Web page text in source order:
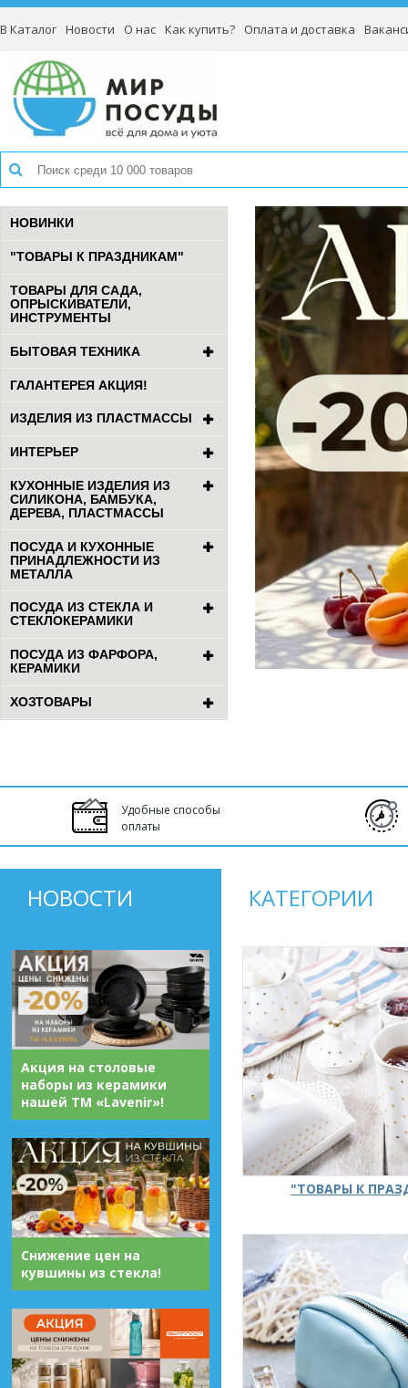
В Каталог Новости О нас Как купить? Оплата и доставка
НОВИНКИ
"ТОВАРЫ К ПРАЗДНИКАМ"
ТОВАРЫ ДЛЯ САДА,
ОПРЫСКИВАТЕЛИ,
ИНСТРУМЕНТЫ
БЫТОВАЯ ТЕХНИКА
ГАЛАНТЕРЕЯ АКЦИЯ!
ИЗДЕЛИЯ ИЗ ПЛАСТМАССЫ
ИНТЕРЬЕР
КУХОННЫЕ ИЗДЕЛИЯ ИЗ
СИЛИКОНА, БАМБУКА,
ДЕРЕВА, ПЛАСТМАССЫ
ПОСУДА И КУХОННЫЕ
ПРИНАДЛЕЖНОСТИ ИЗ
МЕТАЛЛА
ПОСУДА ИЗ СТЕКЛА И
СТЕКЛОКЕРАМИКИ
ПОСУДА ИЗ ФАРФОРА,
КЕРАМИКИ
ХОЗТОВАРЫ
Удобные способы
оплаты
НОВОСТИ
Акция на столовые
наборы из керамики
нашей ТМ «Lavenir»!
Снижение цен на
кувшины из стекла!
КАТЕГОРИИ
"ТОВАРЫ К